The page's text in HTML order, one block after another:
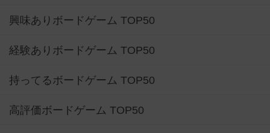
興味ありボードゲーム TOP50
経験ありボードゲーム TOP50
持ってるボードゲーム TOP50
高評価ボードゲーム TOP50